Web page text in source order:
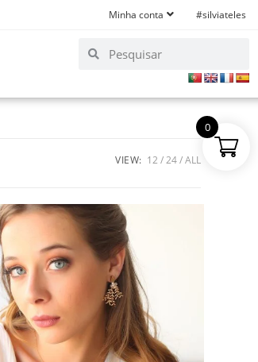
Minha conta #silviateles
VIEW: 12 24 ALL
0